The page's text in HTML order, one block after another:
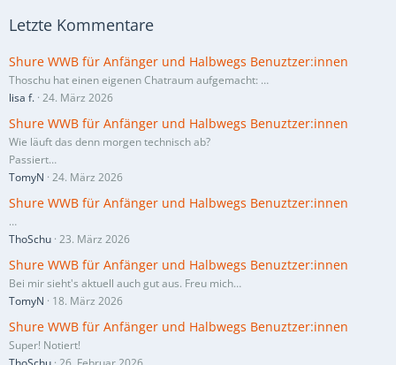
Letzte Kommentare
Shure WWB für Anfänger und Halbwegs Benuztzer:innen
Thoschu hat einen eigenen Chatraum aufgemacht: …
lisa f. 24. März 2026
Shure WWB für Anfänger und Halbwegs Benuztzer:innen
Wie läuft das denn morgen technisch ab?
Passiert…
TomyN 24. März 2026
Shure WWB für Anfänger und Halbwegs Benuztzer:innen
…
ThoSchu 23. März 2026
Shure WWB für Anfänger und Halbwegs Benuztzer:innen
Bei mir sieht's aktuell auch gut aus. Freu mich…
TomyN
18. März 2026
Shure WWB für Anfänger und Halbwegs Benuztzer:innen
Super! Notiert!